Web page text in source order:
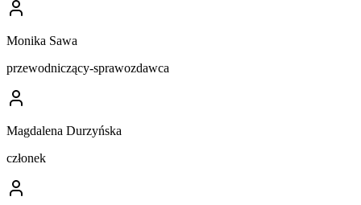
Monika Sawa
przewodniczący-sprawozdawca
Magdalena Durzyńska
członek